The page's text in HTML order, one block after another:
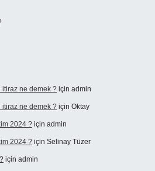
itiraz ne demek ? için admin
itiraz ne demek ? için Oktay
2024 ? için admin
2024 ? için Selinay Tüzer
için admin